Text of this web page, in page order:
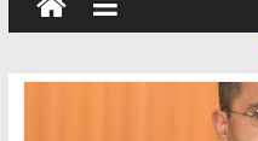
459 करोड़ से एचएनबी गढ़वाल
शिक्षा मंत्री धन सिंह रावत ने